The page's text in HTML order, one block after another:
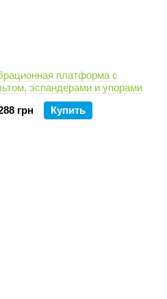
платформа с
эспандерами и упорами
грн
Купить